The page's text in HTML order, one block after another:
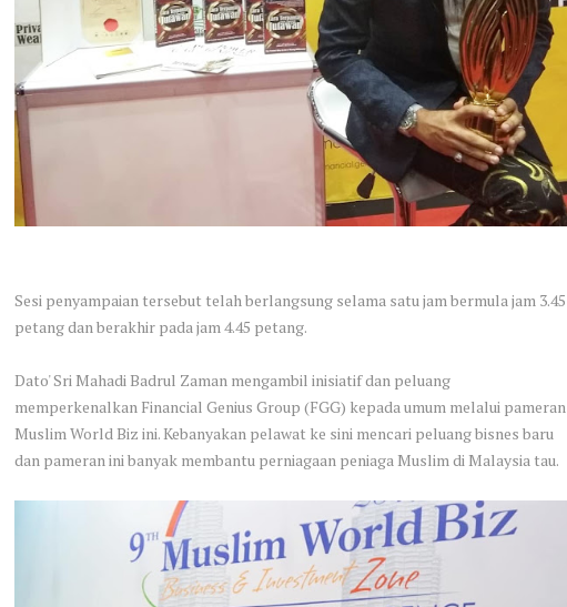
Sesi penyampaian tersebut telah berlangsung selama satu jam bermula jam 3.45
petang dan berakhir pada jam 4.45 petang.
Dato' Sri Mahadi Badrul Zaman mengambil inisiatif dan peluang
memperkenalkan Financial Genius Group (FGG) kepada umum melalui pameran
Muslim World Biz ini. Kebanyakan pelawat ke sini mencari peluang bisnes baru
dan pameran ini banyak membantu perniagaan peniaga Muslim di Malaysia tau.